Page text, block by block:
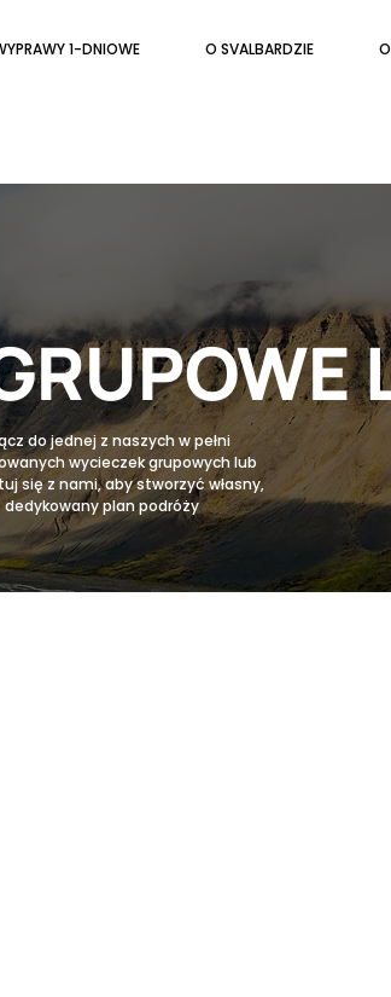
1-DNIOWE O SVALBARDZIE
do jednej z naszych w pełni
wycieczek grupowych lub
się z nami, aby stworzyć własny,
dedykowany plan podróży